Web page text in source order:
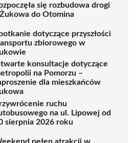
się rozbudowa drogi
do Otomina
dotyczące przyszłości
zbiorowego w
konsultacje dotyczące
na Pomorzu –
dla mieszkańców
ruchu
na ul. Lipowej od
sierpnia 2026 roku
pełen atrakcji w